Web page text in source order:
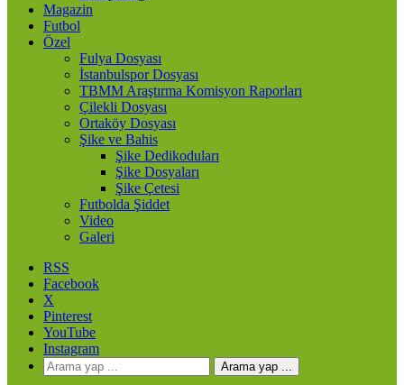
Magazin
Futbol
Özel
Fulya Dosyası
İstanbulspor Dosyası
TBMM Araştırma Komisyon Raporları
Çilekli Dosyası
Ortaköy Dosyası
Şike ve Bahis
Şike Dedikoduları
Şike Dosyaları
Şike Çetesi
Futbolda Şiddet
Video
Galeri
RSS
Facebook
X
Pinterest
YouTube
Instagram
Arama yap ...